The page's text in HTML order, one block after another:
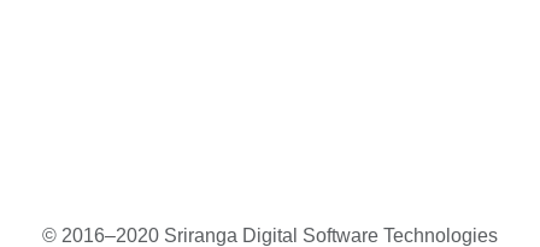
© 2016–2020 Sriranga Digital Software Technologies